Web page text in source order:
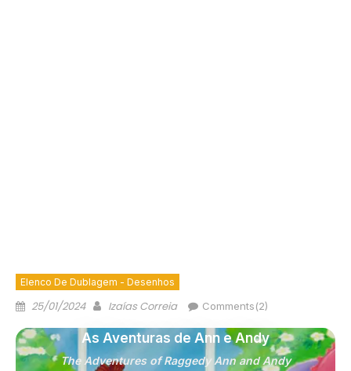
Elenco De Dublagem - Desenhos
25/01/2024 Izaías Correia Comments(2)
The Adventures of Raggedy Ann and Andy
As Aventuras de Ann e Andy